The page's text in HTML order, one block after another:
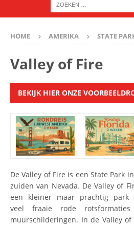
HOME AMERIKA STATE
Valley of Fire
BEKIJK HIER ONZE
De Valley of Fire is een State Park
zuiden van Nevada. De Valley of
een kleiner maar prachtig park
veel fraaie rode
muurschilderingen. In de Valley of